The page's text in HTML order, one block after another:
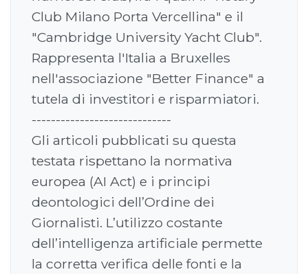
Club Milano Porta Vercellina" e il
"Cambridge University Yacht Club".
Rappresenta l'Italia a Bruxelles
nell'associazione "Better Finance" a
tutela di investitori e risparmiatori.
-----------------------------
Gli articoli pubblicati su questa
testata rispettano la normativa
europea (AI Act) e i principi
deontologici dell’Ordine dei
Giornalisti. L’utilizzo costante
dell’intelligenza artificiale permette
la corretta verifica delle fonti e la